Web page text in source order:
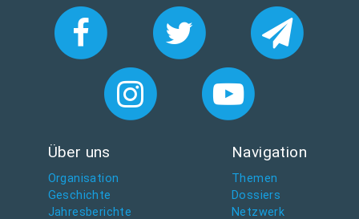
Über uns
Organisation
Geschichte
Jahresberichte
Navigation
Themen
Dossiers
Netzwerk